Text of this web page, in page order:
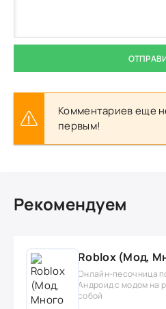
Комментариев еще
первым!
Рекомендуем
Roblox (Мод,
Онлайн-песочница
Андроид с модом на
собой